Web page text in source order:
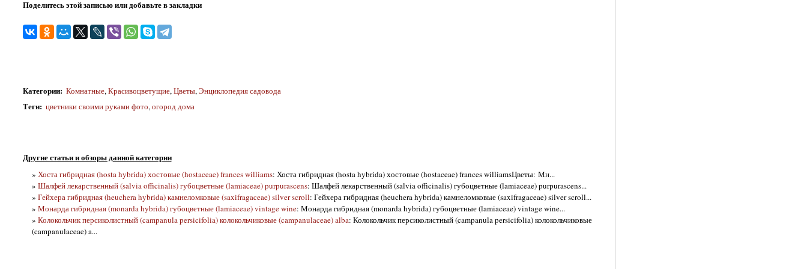
Поделитесь этой записью или добавьте в закладки
Категории: Комнатные,Красивоцветущие,Цветы,Энциклопедия садовода
Теги: цветники своими руками фото,огород дома
Другие статьи и обзоры данной категории
» Хоста гибридная (hosta hybrida) хостовые (hostaceae) frances williams: Хоста гибридная (hosta hybrida) хостовые (hostaceae) frances williamsЦветы: Мн...
» Шалфей лекарственный (salvia officinalis) губоцветные (lamiaceae) purpurascens: Шалфей лекарственный (salvia officinalis) губоцветные (lamiaceae) purpurascens...
» Гейхера гибридная (heuchera hybrida) камнеломковые (saxifragaceae) silver scroll: Гейхера гибридная (heuchera hybrida) камнеломковые (saxifragaceae) silver scroll...
» Монарда гибридная (monarda hybrida) губоцветные (lamiaceae) vintage wine: Монарда гибридная (monarda hybrida) губоцветные (lamiaceae) vintage wine...
» Колокольчик персиколистный (campanula persicifolia) колокольчиковые (campanulaceae) alba: Колокольчик персиколистный (campanula persicifolia) колокольчиковые
(campanulaceae) a...